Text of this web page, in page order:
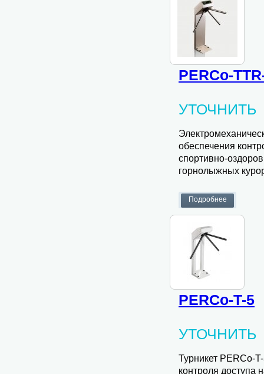
PERCo-
УТОЧНИТЬ
обеспечения
спортивно-
горнолыжных
PERCo-T-5
УТОЧНИТЬ
Турникет PERCo-
контроля доступа